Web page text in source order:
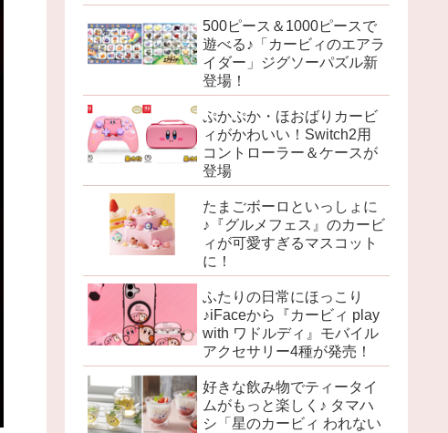
500ピース＆1000ピースで
遊べる♪「カービィのエアラ
イダー」ジグソーパズル新
登場！
ぷかぷか・ほおばりカービ
ィがかわいい！Switch2用
コントローラー＆ケースが
登場
たまごボーロといっしょに
♪『グルメフェス』のカービ
ィが可愛すぎるマスコット
に！
ふたりの日常にほっこり
♪iFaceから『カービィ play
with ワドルディ』モバイル
アクセサリー4種が発売！
好きな飲み物でティータイ
ムがもっと楽しく♪ タマハ
シ「星のカービィ われない